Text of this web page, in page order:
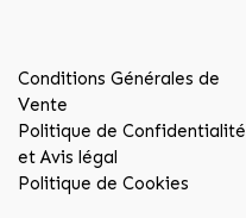
Conditions Générales de
Vente
Politique de Confidentialité
et Avis légal
Politique de Cookies